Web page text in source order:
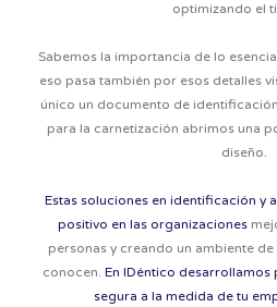
optimizando el
Sabemos la importancia de lo
eso pasa también por esos detalles
único un documento de
para la carnetización abrimos una
diseño.
Estas soluciones en identificación y
positivo en las organizaciones
personas y creando un ambiente
conocen. En IDéntico
segura a la medida de tu